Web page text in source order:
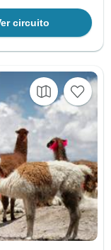
circuito